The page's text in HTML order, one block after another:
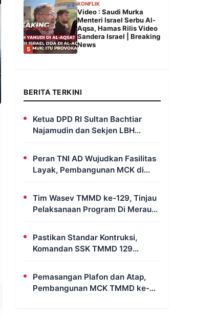
5
KONFLIK
Video : Saudi Murka
Menteri Israel Serbu Al-
Aqsa, Hamas Rilis Video
Sandera Israel | Breaking
News
BERITA TERKINI
Ketua DPD RI Sultan Bachtiar
Najamudin dan Sekjen LBH
FERADI Yoshua Rivaldo Bahas
Geopolitik dan Supremasi Hukum
Peran TNI AD Wujudkan Fasilitas
Layak, Pembangunan MCK di
Dusun Serapu Rampung
Dikerjakan
Tim Wasev TMMD ke-129, Tinjau
Pelaksanaan Program Di Merauke
– Papua Selatan
Pastikan Standar Kontruksi,
Komandan SSK TMMD 129
Intensif Awasi Pembangunan
Pemasangan Plafon dan Atap,
Pembangunan MCK TMMD ke-